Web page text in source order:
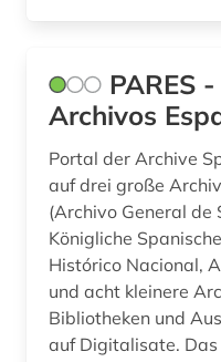
italia (1)
jesuiten (1)
karibik (13)
kartierung (1)
katalog (6)
PARES
Archivos
Portal der Archive
auf drei große
(Archivo General de
Königliche
Histórico Nacional,
und acht kleinere
Bibliotheken und
auf Digitalisate.